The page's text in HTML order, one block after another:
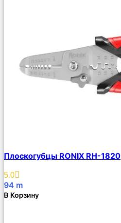
Описание
Избранное
Плоскогубцы RONIX RH-1820
5.0
94 m
В Корзину